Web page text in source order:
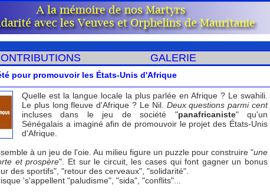
GALERIE
pour promouvoir les États-Unis d'Afrique
Quelle est la langue locale la plus parlée en Afrique ? Le swahili.
Le plus long fleuve d'Afrique ? Le Nil. Deux questions parmi cent
incluses dans le jeu de société "panafricaniste" qu'un
Sénégalais a imaginé afin de promouvoir le projet des États-Unis
d'Afrique.
à un jeu de l'oie. Au milieu figure un puzzle pour construire "une
et prospère". Et sur le circuit, les cases qui font gagner un bonus
des sportifs", "retour des cerveaux", "solidarité".
's'appellent "paludisme", "sida", "conflits"...